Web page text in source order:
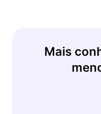
Mais